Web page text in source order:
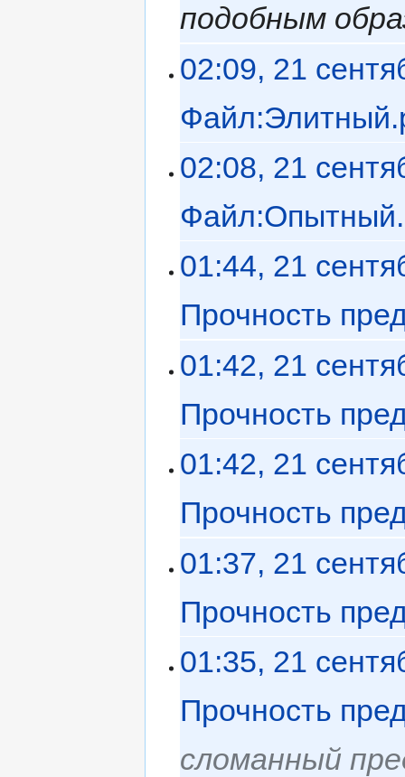
подобным
02:09, 21
02:08, 21
01:44, 21
Прочность
01:42, 21
Прочность
01:42, 21
Прочность
01:37, 21
Прочность
01:35, 21
Прочность
сломанный